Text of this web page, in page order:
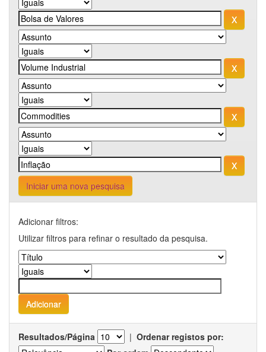
Iniciar uma nova pesquisa
Adicionar filtros:
Utilizar filtros para refinar o resultado da pesquisa.
Resultados/Página | Ordenar registos por: